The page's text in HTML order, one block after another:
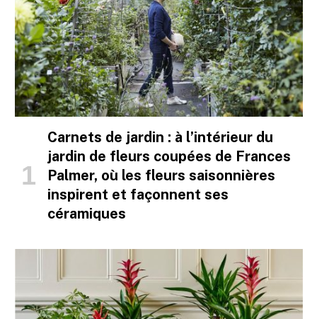
Carnets de jardin : à l’intérieur du
jardin de fleurs coupées de Frances
Palmer, où les fleurs saisonnières
inspirent et façonnent ses
céramiques